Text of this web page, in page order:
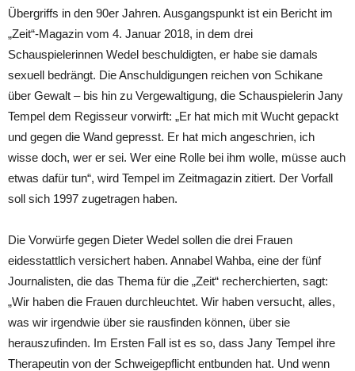
Übergriffs in den 90er Jahren. Ausgangspunkt ist ein Bericht im
„Zeit“-Magazin vom 4. Januar 2018, in dem drei
Schauspielerinnen Wedel beschuldigten, er habe sie damals
sexuell bedrängt. Die Anschuldigungen reichen von Schikane
über Gewalt – bis hin zu Vergewaltigung, die Schauspielerin Jany
Tempel dem Regisseur vorwirft: „Er hat mich mit Wucht gepackt
und gegen die Wand gepresst. Er hat mich angeschrien, ich
wisse doch, wer er sei. Wer eine Rolle bei ihm wolle, müsse auch
etwas dafür tun“, wird Tempel im Zeitmagazin zitiert. Der Vorfall
soll sich 1997 zugetragen haben.
Die Vorwürfe gegen Dieter Wedel sollen die drei Frauen
eidesstattlich versichert haben. Annabel Wahba, eine der fünf
Journalisten, die das Thema für die „Zeit“ recherchierten, sagt:
„Wir haben die Frauen durchleuchtet. Wir haben versucht, alles,
was wir irgendwie über sie rausfinden können, über sie
herauszufinden. Im Ersten Fall ist es so, dass Jany Tempel ihre
Therapeutin von der Schweigepflicht entbunden hat. Und wenn